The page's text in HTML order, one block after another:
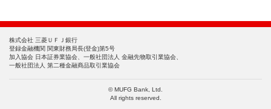
株式会社 三菱ＵＦＪ銀行
登録金融機関 関東財務局長(登金)第5号
加入協会 日本証券業協会、一般社団法人 金融先物取引業協会、
一般社団法人 第二種金融商品取引業協会
© MUFG Bank, Ltd.
All rights reserved.